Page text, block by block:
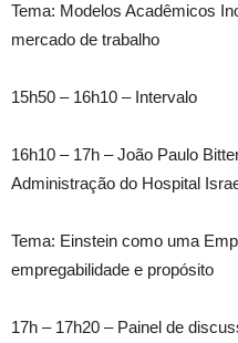
Tema: Modelos Acadêmicos
mercado de trabalho
15h50 – 16h10 – Intervalo
16h10 – 17h – João Paulo
Administração do Hospital
Tema: Einstein como uma
empregabilidade e propósito
17h – 17h20 – Painel de